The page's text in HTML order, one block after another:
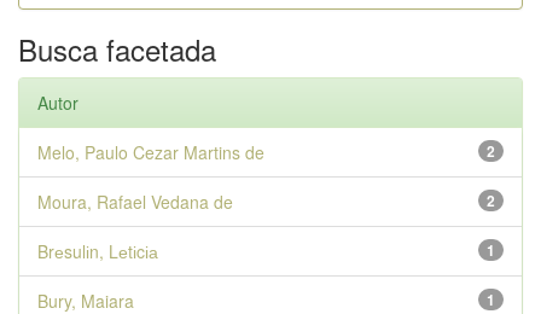
Busca facetada
Autor
2
Melo, Paulo Cezar Martins de
2
Moura, Rafael Vedana de
1
Brеsulіn, Lеtіcіа
1
Bury, Maiara